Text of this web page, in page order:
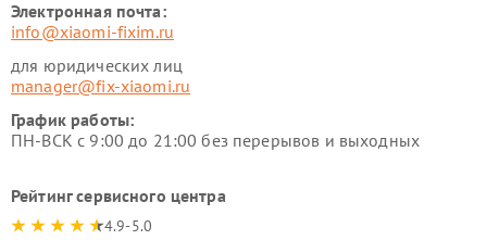
Электронная почта:
info@xiaomi-fixim.ru
для юридических лиц
manager@fix-xiaomi.ru
График работы:
ПН-ВСК с 9:00 до 21:00 без перерывов и выходных
Рейтинг сервисного центра
4.9-5.0